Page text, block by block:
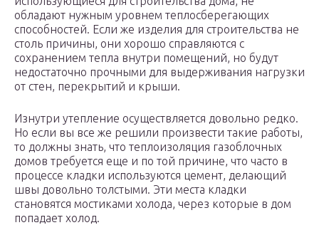
обладают нужным уровнем теплосберегающих
способностей. Если же изделия для строительства не
столь причины, они хорошо справляются с
сохранением тепла внутри помещений, но будут
недостаточно прочными для выдерживания нагрузки
от стен, перекрытий и крыши.
Изнутри утепление осуществляется довольно редко.
Но если вы все же решили произвести такие работы,
то должны знать, что теплоизоляция газоблочных
домов требуется еще и по той причине, что часто в
процессе кладки используются цемент, делающий
швы довольно толстыми. Эти места кладки
становятся мостиками холода, через которые в дом
попадает холод.